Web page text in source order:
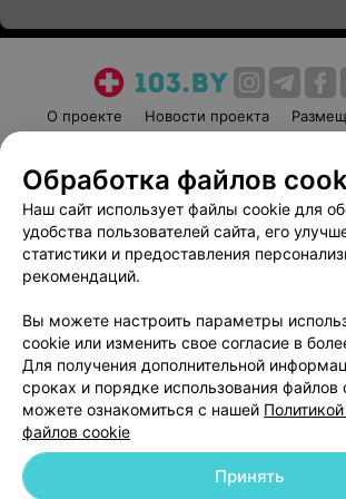
О проекте Новости проекта
Пользовательское соглашение
Вакансии
Партнеры
Написать руководителю
Обработка персональных
© 2026 ООО «Артокс Лаб», УНП 191700409 | 220012,
Обработка файлов
Наш сайт использует файлы cookie для
удобства пользователей сайта, его
статистики и предоставления
рекомендаций.
Вы можете настроить параметры
cookie или изменить свое согласие в
Для получения дополнительной
сроках и порядке использования файлов
можете ознакомиться с нашей
файлов cookie
Принять